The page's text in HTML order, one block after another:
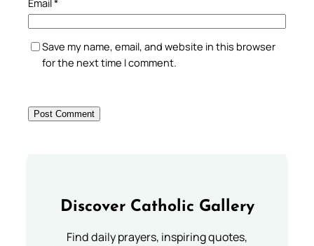
Email *
Save my name, email, and website in this browser
for the next time I comment.
Discover Catholic Gallery
Find daily prayers, inspiring quotes,